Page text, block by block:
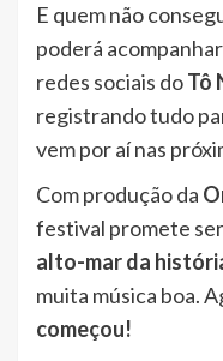
E quem não
poderá
redes sociais doTô
registrando tudo
vem por aí nas
Com produção da
festival promete
alto-mar da
muita música boa.
começou!